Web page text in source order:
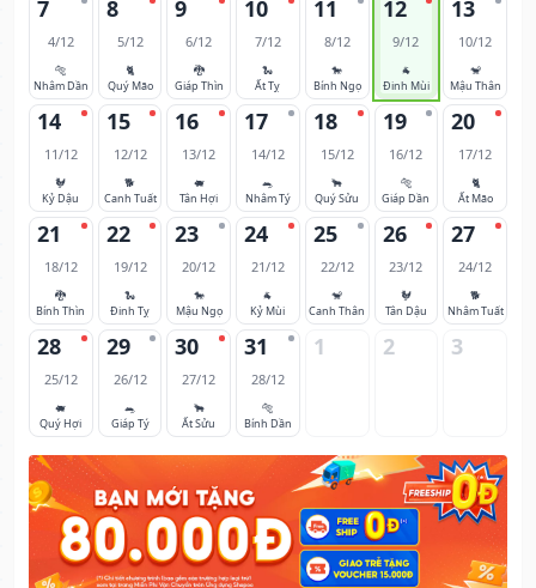
7
4/12
🐅
Nhâm Dần
8
5/12
🐈
Quý Mão
9
6/12
🐉
Giáp Thìn
10
7/12
🐍
Ất Tỵ
11
8/12
🐎
Bính Ngọ
12
9/12
🐐
Đinh Mùi
13
10/12
🐒
Mậu Thân
14
11/12
🐓
Kỷ Dậu
15
12/12
🐕
Canh Tuất
16
13/12
🐖
Tân Hợi
17
14/12
🐀
Nhâm Tý
18
15/12
🐂
Quý Sửu
19
16/12
🐅
Giáp Dần
20
17/12
🐈
Ất Mão
21
18/12
🐉
Bính Thìn
22
19/12
🐍
Đinh Tỵ
23
20/12
🐎
Mậu Ngọ
24
21/12
🐐
Kỷ Mùi
25
22/12
🐒
Canh Thân
26
23/12
🐓
Tân Dậu
27
24/12
🐕
Nhâm Tuất
28
25/12
🐖
Quý Hợi
29
26/12
🐀
Giáp Tý
30
27/12
🐂
Ất Sửu
31
28/12
🐅
Bính Dần
1 2 3